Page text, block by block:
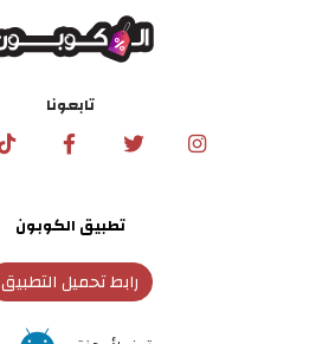
تابعونا
تطبيق الكوبون
رابط تحميل التطبيق